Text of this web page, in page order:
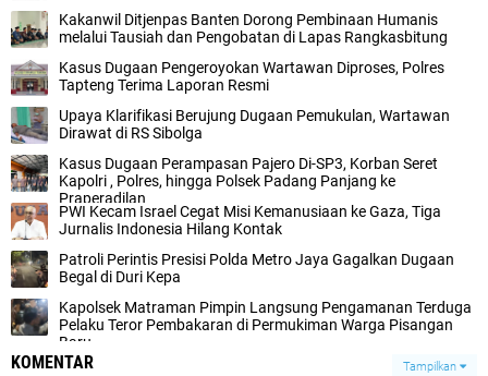
Kakanwil Ditjenpas Banten Dorong Pembinaan Humanis
melalui Tausiah dan Pengobatan di Lapas Rangkasbitung
Kasus Dugaan Pengeroyokan Wartawan Diproses, Polres
Tapteng Terima Laporan Resmi
Upaya Klarifikasi Berujung Dugaan Pemukulan, Wartawan
Dirawat di RS Sibolga
Kasus Dugaan Perampasan Pajero Di-SP3, Korban Seret
Kapolri , Polres, hingga Polsek Padang Panjang ke
Praperadilan
‎PWI Kecam Israel Cegat Misi Kemanusiaan ke Gaza, Tiga
Jurnalis Indonesia Hilang Kontak‎‎
‎Patroli Perintis Presisi Polda Metro Jaya Gagalkan Dugaan
Begal di Duri Kepa‎
‎Kapolsek Matraman Pimpin Langsung Pengamanan Terduga
Pelaku Teror Pembakaran di Permukiman Warga Pisangan
Baru‎
KOMENTAR Tampilkan